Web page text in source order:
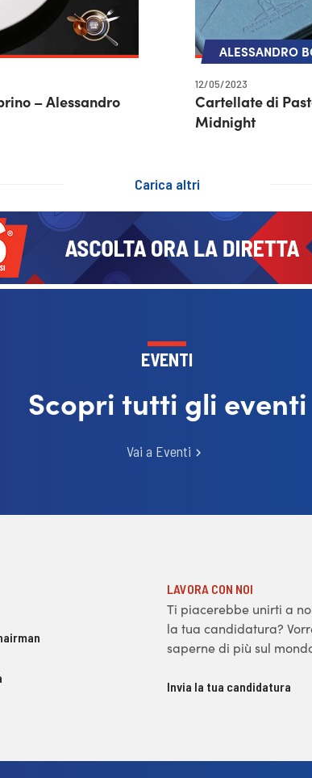
– Alessandro
ALESSANDRO
12/05/2023
Cartellate di
Midnight
Carica altri
EVENTI
Scopri tutti gli eventi
Vai a Eventi
LAVORA CON NOI
Ti piacerebbe unirti a
la tua candidatura?
saperne di più sul
Invia la tua candidatura